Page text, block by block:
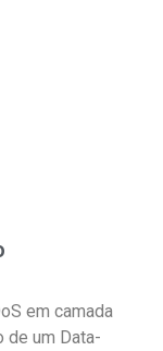
em camada
de um Data-